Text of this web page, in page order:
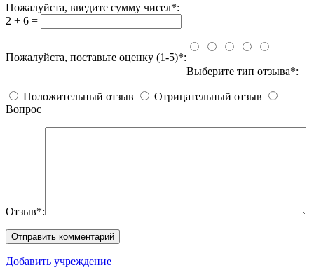
Пожалуйста, введите сумму чисел*:
2 + 6 =
Пожалуйста, поставьте оценку (1-5)*:
Выберите тип отзыва*:
Положительный отзыв
Отрицательный отзыв
Вопрос
Отзыв*:
Добавить учреждение